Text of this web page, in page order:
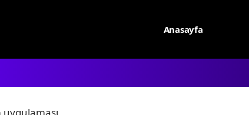
Anasayfa